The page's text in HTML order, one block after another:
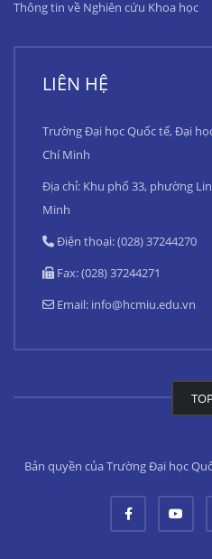
Thông tin về Nghiên cứu Khoa học
LIÊN HỆ
Trường Đại học Quốc tế, Đại
Chí Minh
Địa chỉ: Khu phố 33, phường
Minh
Điện thoại: (028) 37244270
Fax: (028) 37244271
Email: info@hcmiu.edu.vn
TOP
Bản quyền của Trường Đại học